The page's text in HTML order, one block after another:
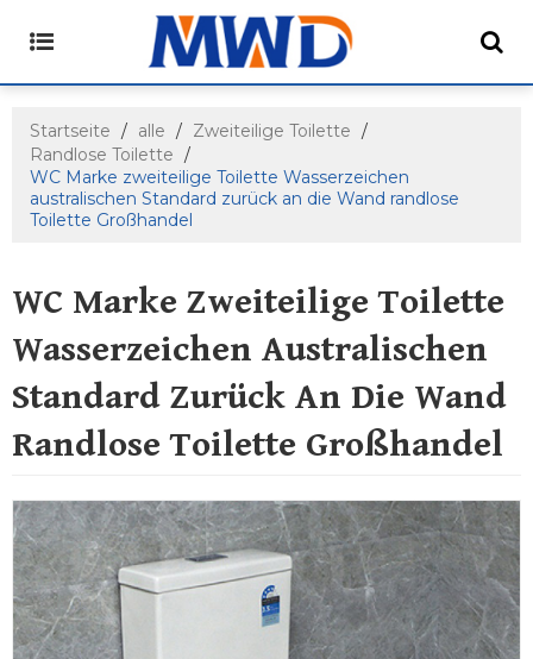
Startseite / alle / Zweiteilige Toilette /
Randlose Toilette /
WC Marke zweiteilige Toilette Wasserzeichen
australischen Standard zurück an die Wand randlose
Toilette Großhandel
WC Marke Zweiteilige Toilette
Wasserzeichen Australischen
Standard Zurück An Die Wand
Randlose Toilette Großhandel